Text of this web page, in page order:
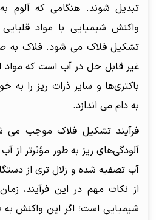
تبدیل شوند. هنگامی که آلوم
واکنش شیمیایی با مواد
تشکیل فلاک می شود. فلاک به
غیر قابل حل در آب است که مواد
باکتری‌ها و سایر ذرات ریز را به
به دام می اندازد.
فرآیند تشکیل فلاک موجب می
آلودگی‌های ریز به طور مؤثرتر از
آب تصفیه شده و زلال تری از
از نکات مهم در این فرآیند،
شیمیایی است؛ اگر این واکنش